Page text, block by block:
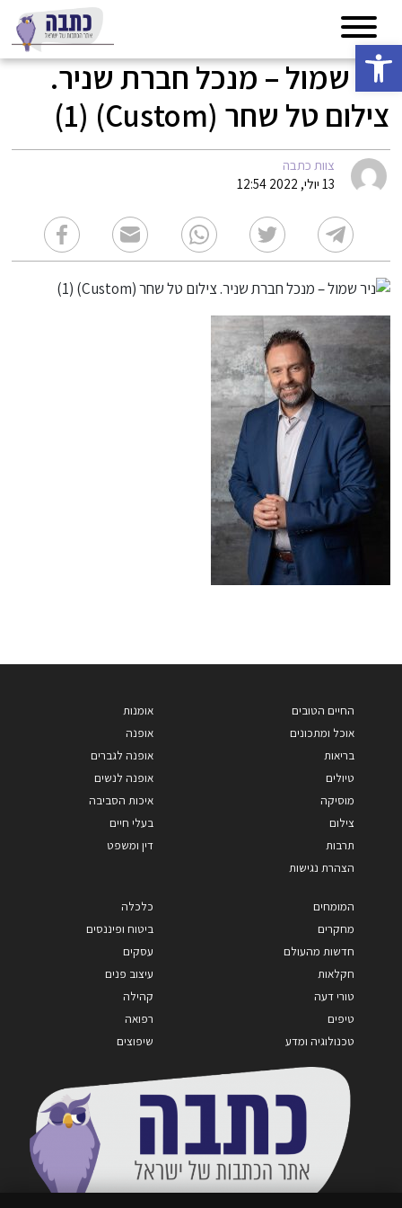
פתח סרגל נגישות
ניר שמול – מנכל חברת שניר.
צילום טל שחר (Custom) (1)
צוות כתבה
13 יולי, 2022 12:54
החיים הטובים
אוכל ומתכונים
בריאות
טיולים
מוסיקה
צילום
תרבות
הצהרת נגישות
אומנות
אופנה
אופנה לגברים
אופנה לנשים
איכות הסביבה
בעלי חיים
דין ומשפט
המומחים
מחקרים
חדשות מהעולם
חקלאות
טורי דעה
טיפים
טכנולוגיה ומדע
כלכלה
ביטוח ופיננסים
עסקים
עיצוב פנים
קהילה
רפואה
שיפוצים